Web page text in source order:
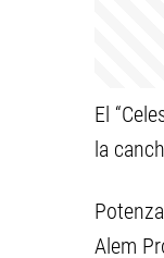
El
la
Alem